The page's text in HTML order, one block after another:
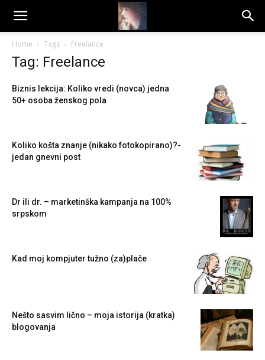
Dragana
Amarilis
Home Tags Freelance
Tag: Freelance
Biznis lekcija: Koliko vredi (novca) jedna
50+ osoba ženskog pola
Koliko košta znanje (nikako fotokopirano)?-
jedan gnevni post
Dr ili dr. – marketinška kampanja na 100%
srpskom
Kad moj kompjuter tužno (za)plače
Nešto sasvim lično – moja istorija (kratka)
blogovanja